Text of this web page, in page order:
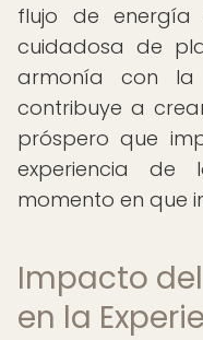
flujo de energía
cuidadosa de
armonía con la
contribuye a
próspero que
experiencia de
momento en que
Impacto
en la